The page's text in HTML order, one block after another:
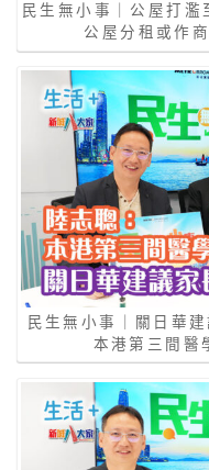
民生無小事｜公屋打
公屋分租或作
民生無小事｜關日華
本港第三間醫